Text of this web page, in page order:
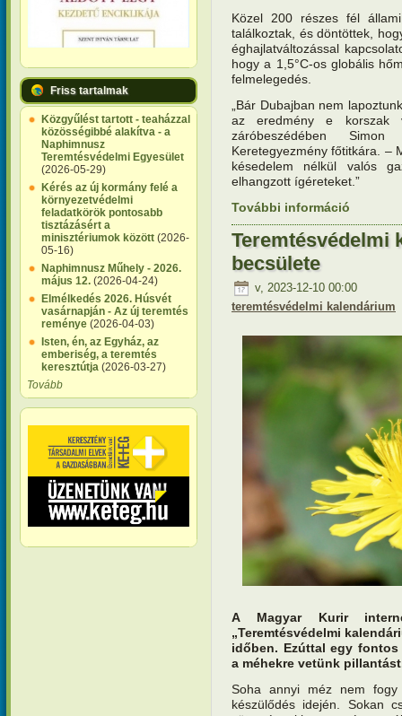
Friss tartalmak
Közgyűlést tartott - teaházzal
közösségibbé alakítva - a
Naphimnusz
Teremtésvédelmi Egyesület
(2026-05-29)
Kérés az új kormány felé a
környezetvédelmi
feladatkörök pontosabb
tisztázásért a
minisztériumok között (2026-
05-16)
Naphimnusz Műhely - 2026.
május 12. (2026-04-24)
Elmélkedés 2026. Húsvét
vasárnapján - Az új teremtés
reménye (2026-04-03)
Isten, én, az Egyház, az
emberiség, a teremtés
keresztútja (2026-03-27)
Tovább
Közel 200 részes fél
találkoztak, és döntöttek,
éghajlatváltozással
hogy a 1,5°C-os globális
felmelegedés.
„Bár Dubajban nem
az eredmény e korszak
záróbeszédében
Keretegyezmény főtitkára. –
késedelem nélkül valós
elhangzott ígéreteket.”
További információ
Teremtésvédelmi
becsülete
v, 2023-12-10 00:00
teremtésvédelmi kalendárium
A Magyar Kurir
„Teremtésvédelmi
időben. Ezúttal egy fontos
a méhekre vetünk
Soha annyi méz nem
készülődés idején. Sokan